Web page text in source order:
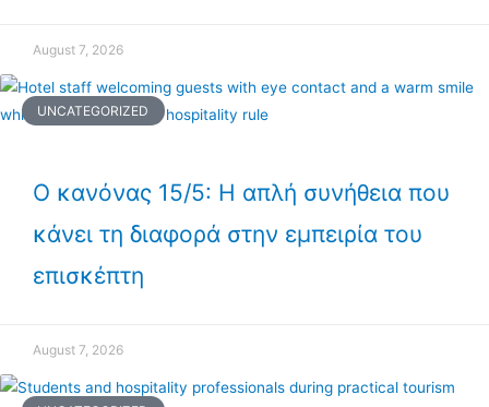
August 7, 2026
UNCATEGORIZED
Ο κανόνας 15/5: Η απλή συνήθεια που
κάνει τη διαφορά στην εμπειρία του
επισκέπτη
August 7, 2026